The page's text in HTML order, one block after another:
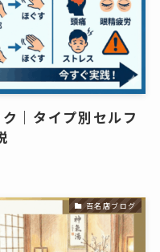
｜タイプ別セルフ
百名店ブログ